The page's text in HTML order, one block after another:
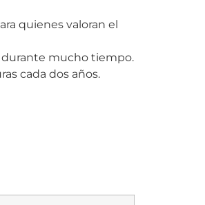
quienes valoran el
durante mucho tiempo.
cada dos años.